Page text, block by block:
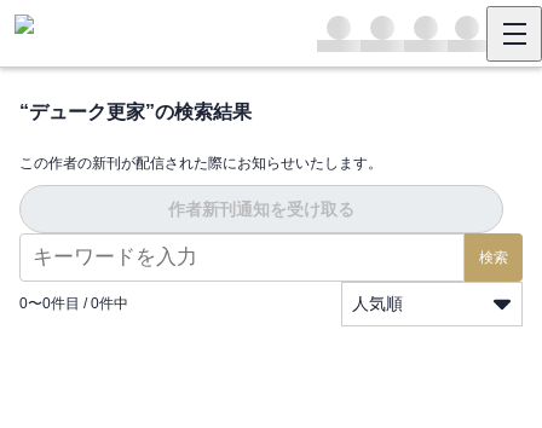
“デューク更家”の検索結果
この作者の新刊が配信された際にお知らせいたします。
作者新刊通知を受け取る
検索
0〜0件目 / 0件中 人気順